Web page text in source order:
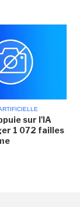
sur l'IA
1 072 failles